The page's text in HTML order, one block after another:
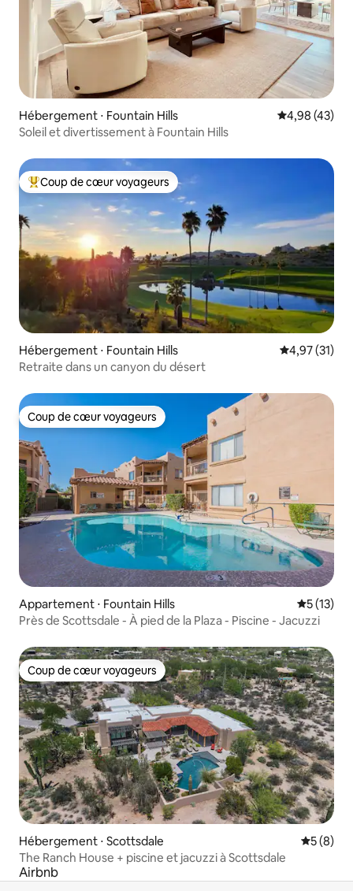
Hébergement ⋅ Fountain Hills Évaluation
4,98 (43)
Soleil et divertissement à Fountain Hills
Coups de cœur voyageurs les plus appréciés
Coup de cœur voyageurs
Hébergement ⋅ Fountain Hills Évaluation
4,97 (31)
Retraite dans un canyon du désert
Coup de cœur voyageurs
Coup de cœur voyageurs
Appartement ⋅ Fountain Hills
5 (13)
Près de Scottsdale - À pied de la Plaza - Piscine - Jacuzzi
Coup de cœur voyageurs
Coup de cœur voyageurs
Hébergement ⋅ Scottsdale
5 (8)
The Ranch House + piscine et jacuzzi à Scottsdale
Airbnb